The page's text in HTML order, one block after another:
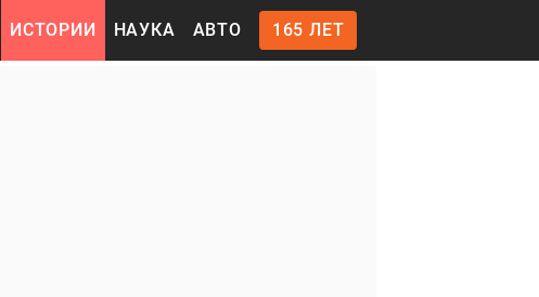
ИСТОРИИ НАУКА АВТО 165 ЛЕТ